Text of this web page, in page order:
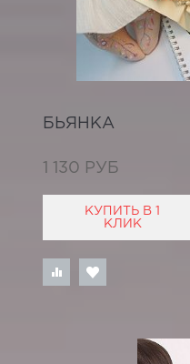
БЬЯНКА
1 130 РУБ
КУПИТЬ В 1
КЛИК